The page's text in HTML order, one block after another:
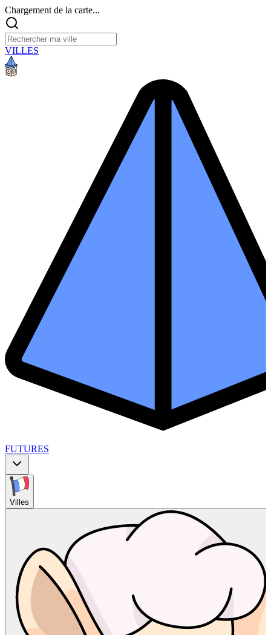
Chargement de la carte...
VILLES
FUTURES
Villes